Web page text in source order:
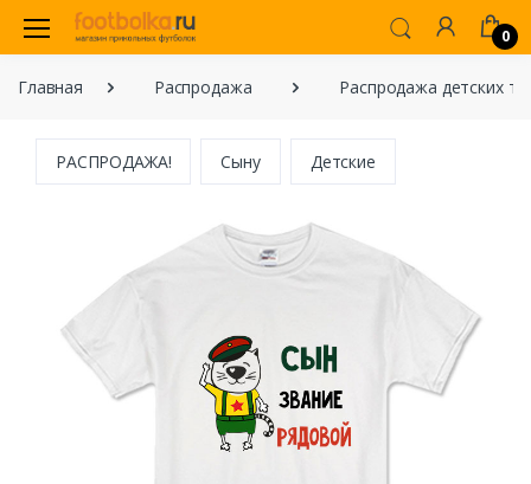
0
Главная Распродажа Распродажа детских
РАСПРОДАЖА! Сыну Детские